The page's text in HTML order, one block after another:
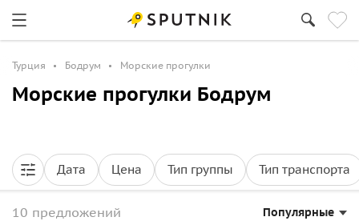
Турция Бодрум Морские прогулки
Морские прогулки Бодрум
Дата Цена Тип группы Тип транспорта
10 предложений Популярные